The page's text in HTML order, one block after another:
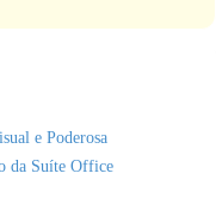
e Poderosa
da Suíte Office